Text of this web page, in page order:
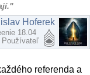
Hoferek
18.04
Používateľ
referenda a